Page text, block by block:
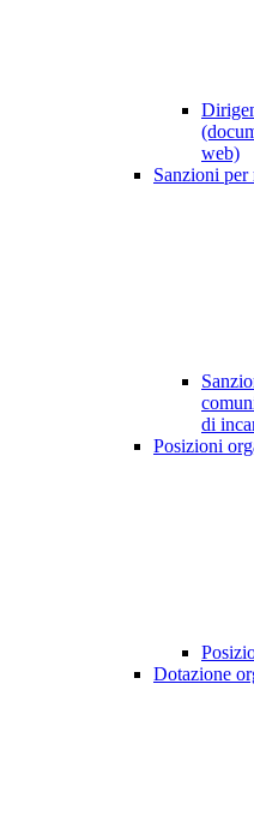
web)
Sanzioni per
di
Posizioni
Dotazione